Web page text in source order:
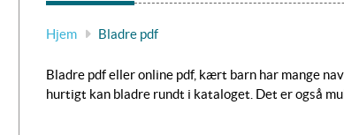
Hjem Bladre pdf
Bladre pdf eller online pdf, kært barn har mange
hurtigt kan bladre rundt i kataloget. Det er også